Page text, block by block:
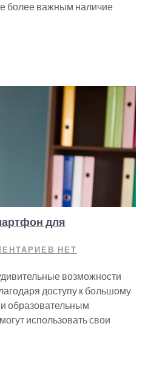
более важным наличие
для
НЕТ
возможности
доступу к большому
образовательным
использовать свои